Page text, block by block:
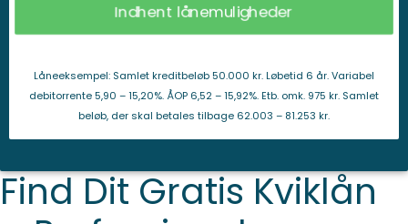
Indhent lånemuligheder
Låneeksempel: Samlet kreditbeløb 50.000 kr. Løbetid 6 år. Variabel
debitorrente 5,90 – 15,20%. ÅOP 6,52 – 15,92%. Etb. omk. 975 kr. Samlet
beløb, der skal betales tilbage 62.003 – 81.253 kr.
Find Dit Gratis Kviklån